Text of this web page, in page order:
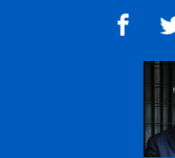
Skip to main content